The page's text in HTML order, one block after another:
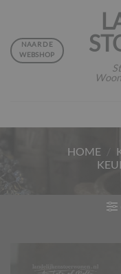
inhoudNAAR DE
WEBSHOP
HOME